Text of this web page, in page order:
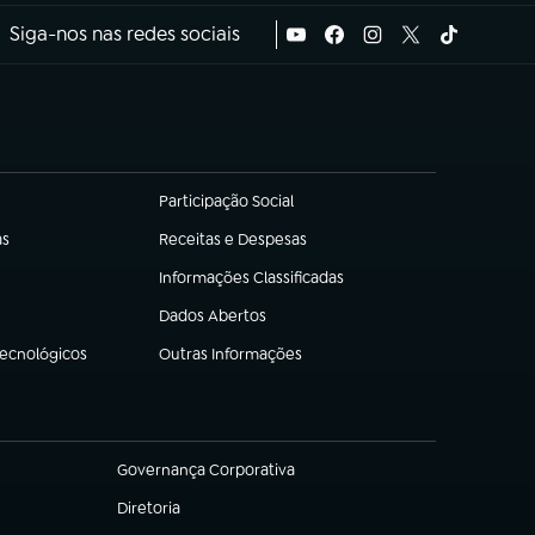
Siga-nos nas redes sociais
Participação Social
(abre em nova aba)
Receitas e Despesas
(abre em nova aba)
Informações Classificadas
(abre em nova aba)
Dados Abertos
(abre em nova aba)
Outras Informações
(abre em nova aba)
Governança Corporativa
(abre em nova aba)
Diretoria
(abre em nova aba)